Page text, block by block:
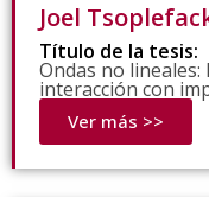
Joel
Título de la tesis:
Ondas no
interacción con
Ver más >>